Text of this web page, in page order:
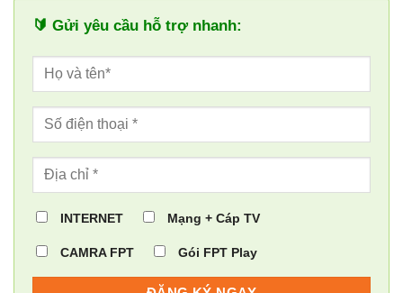
🔰 Gửi yêu cầu hỗ trợ nhanh:
INTERNET Mạng + Cáp TV
CAMRA FPT Gói FPT Play